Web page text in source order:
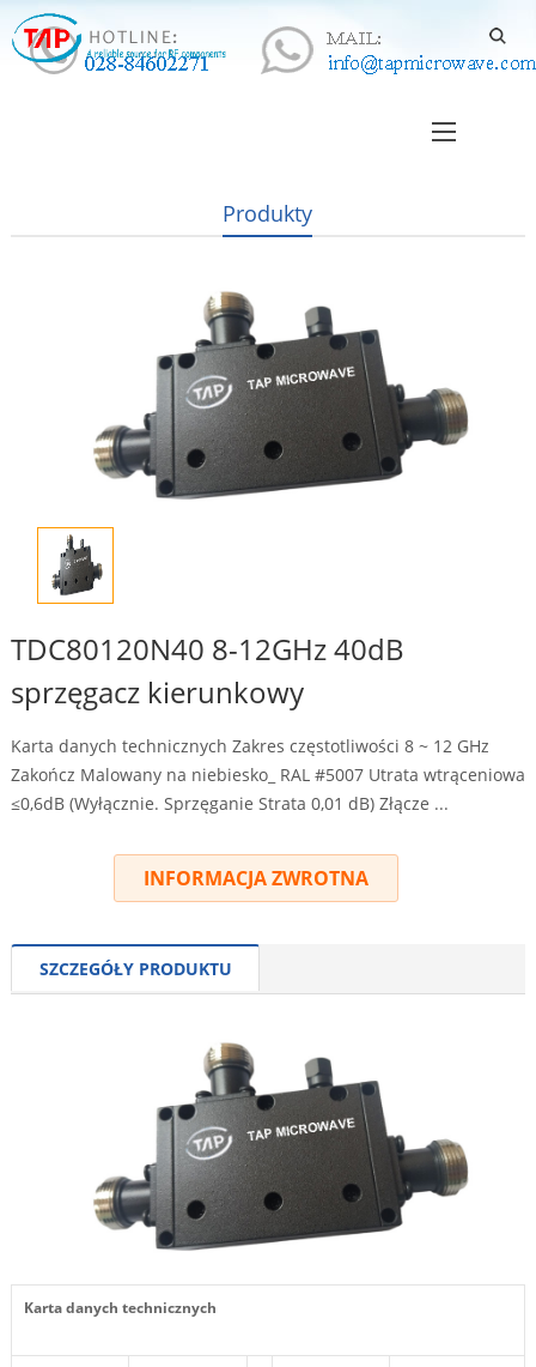
Produkty
TDC80120N40 8-12GHz 40dB
sprzęgacz kierunkowy
Karta danych technicznych Zakres częstotliwości 8 ~ 12 GHz
Zakończ Malowany na niebiesko_ RAL #5007 Utrata wtrąceniowa
≤0,6dB (Wyłącznie. Sprzęganie Strata 0,01 dB) Złącze ...
INFORMACJA ZWROTNA
SZCZEGÓŁY PRODUKTU
Karta danych technicznych